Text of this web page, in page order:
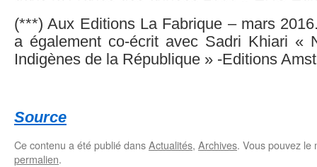
(***) Aux Editions La Fabrique – mars
a également co-écrit avec Sadri Khiari «
Indigènes de la République » -Editions
Source
Ce contenu a été publié dansActualités, Archives. Vous pouvez
permalien.